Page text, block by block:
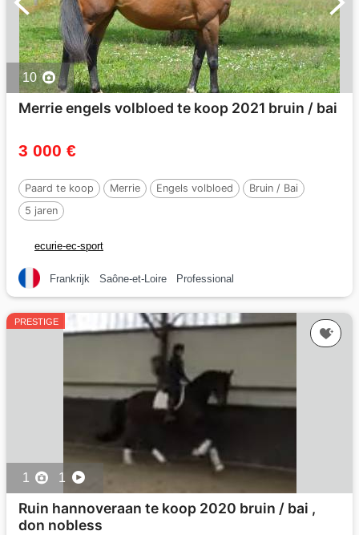
10
Merrie engels volbloed te koop 2021 bruin / bai
3 000 €
Paard te koop Merrie Engels volbloed
Bruin / Bai
5 jaren
ecurie-ec-sport
Frankrijk Saône-et-Loire Professional
PRESTIGE
1 1
Ruin hannoveraan te koop 2020 bruin / bai ,
don nobless